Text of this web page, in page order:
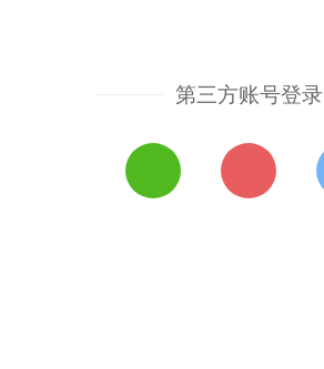
第三方账号登录